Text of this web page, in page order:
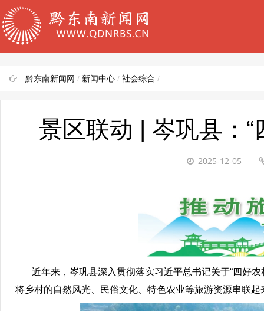
黔东南新闻网 / 新闻中心 / 社会综合 /
景区联动 | 岑巩县：
2025-12-05
近年来，岑巩县深入贯彻落实习近平总书记关于“四好农
将乡村的自然风光、民俗文化、特色农业等旅游资源串联